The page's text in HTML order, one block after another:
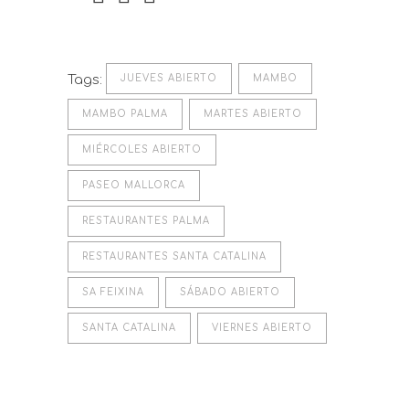
Tags: JUEVES ABIERTO MAMBO
MAMBO PALMA MARTES ABIERTO
MIÉRCOLES ABIERTO
PASEO MALLORCA
RESTAURANTES PALMA
RESTAURANTES SANTA CATALINA
SA FEIXINA SÁBADO ABIERTO
SANTA CATALINA VIERNES ABIERTO